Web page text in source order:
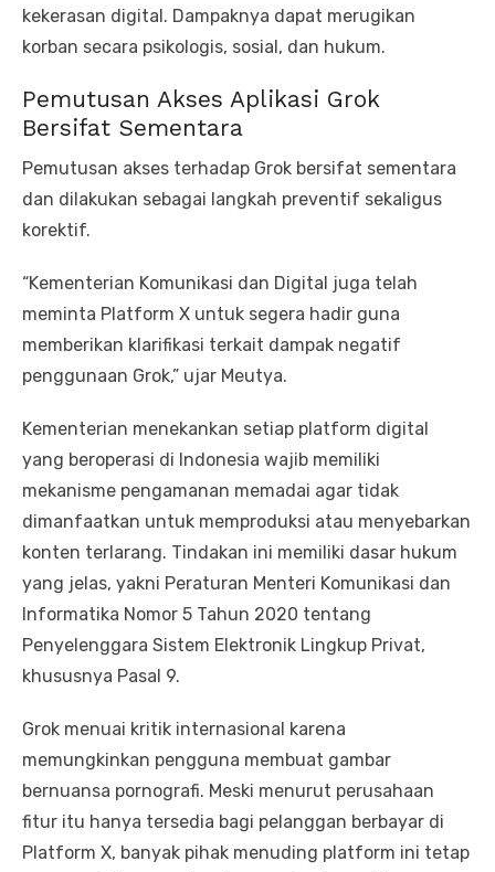
kekerasan digital. Dampaknya dapat merugikan
korban secara psikologis, sosial, dan hukum.
Pemutusan Akses Aplikasi Grok
Bersifat Sementara
Pemutusan akses terhadap Grok bersifat sementara
dan dilakukan sebagai langkah preventif sekaligus
korektif.
“Kementerian Komunikasi dan Digital juga telah
meminta Platform X untuk segera hadir guna
memberikan klarifikasi terkait dampak negatif
penggunaan Grok,” ujar Meutya.
Kementerian menekankan setiap platform digital
yang beroperasi di Indonesia wajib memiliki
mekanisme pengamanan memadai agar tidak
dimanfaatkan untuk memproduksi atau menyebarkan
konten terlarang. Tindakan ini memiliki dasar hukum
yang jelas, yakni Peraturan Menteri Komunikasi dan
Informatika Nomor 5 Tahun 2020 tentang
Penyelenggara Sistem Elektronik Lingkup Privat,
khususnya Pasal 9.
Grok menuai kritik internasional karena
memungkinkan pengguna membuat gambar
bernuansa pornografi. Meski menurut perusahaan
fitur itu hanya tersedia bagi pelanggan berbayar di
Platform X, banyak pihak menuding platform ini tetap